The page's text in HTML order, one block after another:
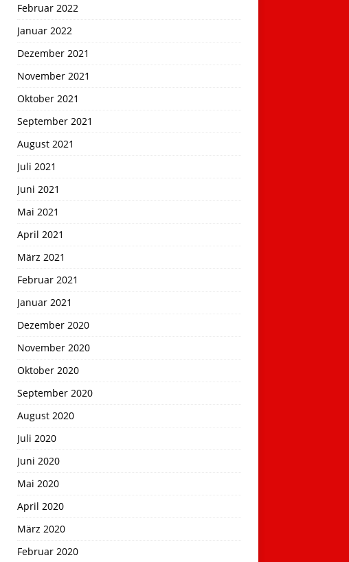
Februar 2022
Januar 2022
Dezember 2021
November 2021
Oktober 2021
September 2021
August 2021
Juli 2021
Juni 2021
Mai 2021
April 2021
März 2021
Februar 2021
Januar 2021
Dezember 2020
November 2020
Oktober 2020
September 2020
August 2020
Juli 2020
Juni 2020
Mai 2020
April 2020
März 2020
Februar 2020